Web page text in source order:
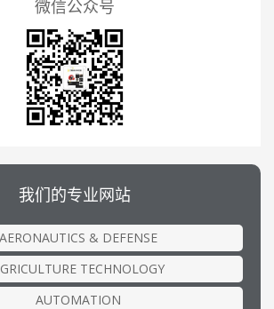
微信公众号
我们的专业网站
AERONAUTICS & DEFENSE
TECHNOLOGY
AUTOMATION